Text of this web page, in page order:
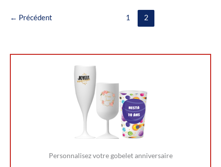
← Précédent 1 2
Personnalisez votre gobelet anniversaire